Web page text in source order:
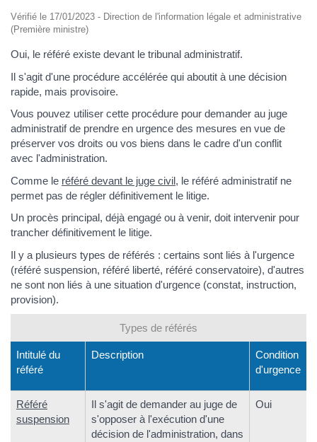
Vérifié le 17/01/2023 - Direction de l'information légale et administrative
(Première ministre)
Oui, le référé existe devant le tribunal administratif.
Il s'agit d'une procédure accélérée qui aboutit à une décision
rapide, mais provisoire.
Vous pouvez utiliser cette procédure pour demander au juge
administratif de prendre en urgence des mesures en vue de
préserver vos droits ou vos biens dans le cadre d'un conflit
avec l'administration.
Comme le référé devant le juge civil, le référé administratif ne
permet pas de régler définitivement le litige.
Un procès principal, déjà engagé ou à venir, doit intervenir pour
trancher définitivement le litige.
Il y a plusieurs types de référés : certains sont liés à l'urgence
(référé suspension, référé liberté, référé conservatoire), d'autres
ne sont non liés à une situation d'urgence (constat, instruction,
provision).
Types de référés
Intitulé du
référé
Description
Condition
d'urgence
Référé
suspension
Il s'agit de demander au juge de
s'opposer à l'exécution d'une
décision de l'administration, dans
Oui